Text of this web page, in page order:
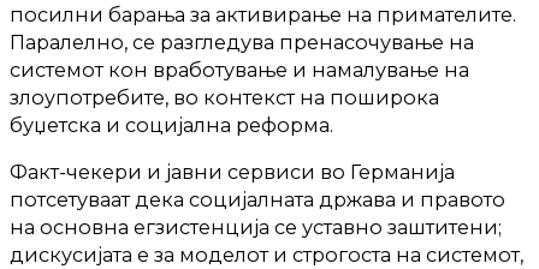
посилни барања за активирање на примателите.
Паралелно, се разгледува пренасочување на
системот кон вработување и намалување на
злоупотребите, во контекст на поширока
буџетска и социјална реформа.
Факт-чекери и јавни сервиси во Германија
потсетуваат дека социјалната држава и правото
на основна егзистенција се уставно заштитени;
дискусијата е за моделот и строгоста на системот,